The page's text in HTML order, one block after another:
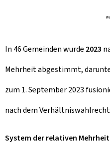
In 46 Gemeinden wurde 2023
Mehrheit abgestimmt,
zum 1. September 2023
nach dem
System der relativen